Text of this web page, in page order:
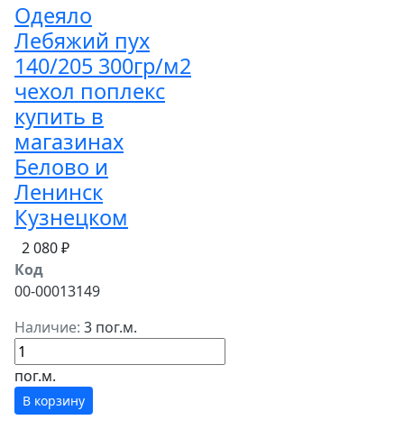
Одеяло
Лебяжий пух
140/205 300гр/м2
чехол поплекс
купить в
магазинах
Белово и
Ленинск
Кузнецком
2 080 ₽
Код
00-00013149
Наличие: 3 пог.м.
пог.м.
В корзину